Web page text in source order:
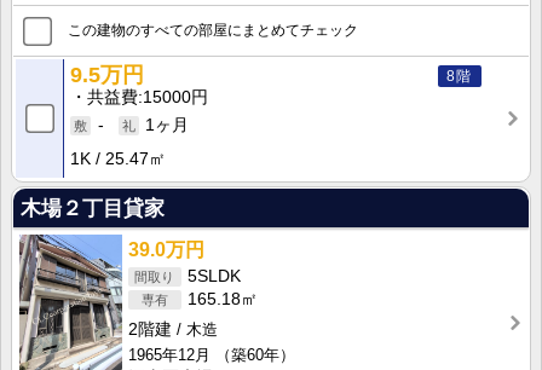
この建物のすべての部屋にまとめてチェック
8階
9.5万円
共益費 15000円
-
1ヶ月
1K
25.47㎡
木場２丁目貸家
39.0万円
5SLDK
165.18㎡
2階建
木造
1965年12月
（築60年）